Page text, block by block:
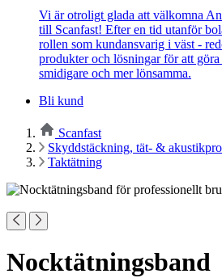
Vi är otroligt glada att välkomna
till Scanfast! Efter en tid utanför
rollen som kundansvarig i väst -
produkter och lösningar för att
smidigare och mer lönsamma.
Bli kund
Scanfast
Skyddstäckning, tät- &
Taktätning
Nocktätningsband